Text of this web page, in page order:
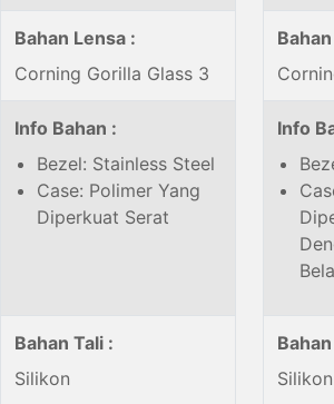
Bahan Lensa :
Corning Gorilla Glass 3
Info Bahan :
Bezel: Stainless Steel
Case: Polimer Yang
Diperkuat Serat
Info
Bahan Tali :
Silikon
Silikon